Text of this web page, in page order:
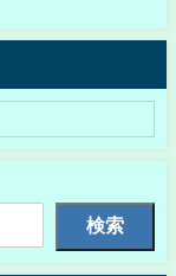
検索